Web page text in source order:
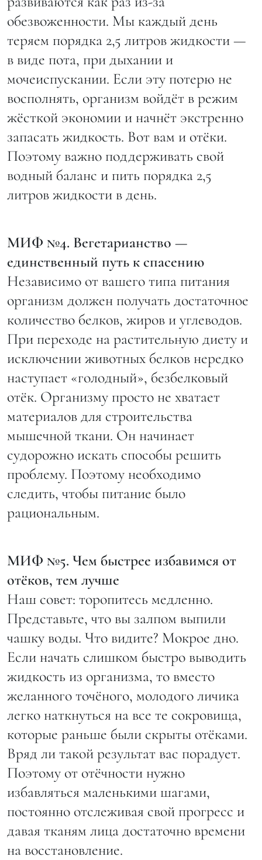
обезвоженности. Мы каждый день
теряем порядка 2,5 литров жидкости —
в виде пота, при дыхании и
мочеиспускании. Если эту потерю не
восполнять, организм войдёт в режим
жёсткой экономии и начнёт экстренно
запасать жидкость. Вот вам и отёки.
Поэтому важно поддерживать свой
водный баланс и пить порядка 2,5
литров жидкости в день.
МИФ №4. Вегетарианство —
единственный путь к спасению
Независимо от вашего типа питания
организм должен получать достаточное
количество белков, жиров и углеводов.
При переходе на растительную диету и
исключении животных белков нередко
наступает «голодный», безбелковый
отёк. Организму просто не хватает
материалов для строительства
мышечной ткани. Он начинает
судорожно искать способы решить
проблему. Поэтому необходимо
следить, чтобы питание было
рациональным.
МИФ №5. Чем быстрее избавимся от
отёков, тем лучше
Наш совет: торопитесь медленно.
Представьте, что вы залпом выпили
чашку воды. Что видите? Мокрое дно.
Если начать слишком быстро выводить
жидкость из организма, то вместо
желанного точёного, молодого личика
легко наткнуться на все те сокровища,
которые раньше были скрыты отёками.
Вряд ли такой результат вас порадует.
Поэтому от отёчности нужно
избавляться маленькими шагами,
постоянно отслеживая свой прогресс и
давая тканям лица достаточно времени
на восстановление.